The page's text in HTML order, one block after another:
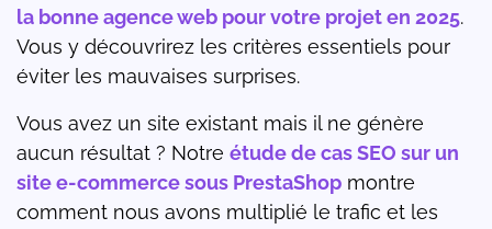
la bonne agence web pour votre projet en 2025.
Vous y découvrirez les critères essentiels pour
éviter les mauvaises surprises.
Vous avez un site existant mais il ne génère
aucun résultat ? Notre étude de cas SEO sur un
site e-commerce sous PrestaShop montre
comment nous avons multiplié le trafic et les